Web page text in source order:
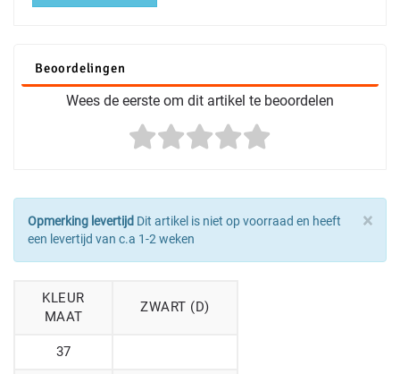
Beoordelingen
Wees de eerste om dit artikel te beoordelen
×
Opmerking levertijd Dit artikel is niet op voorraad en heeft
een levertijd van c.a 1-2 weken
KLEUR
MAAT
ZWART (D)
37